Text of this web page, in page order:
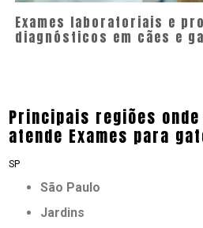
Exames laboratoriais e
diagnósticos em cães e
Principais regiões
atende Exames para
SP
São Paulo
Jardins